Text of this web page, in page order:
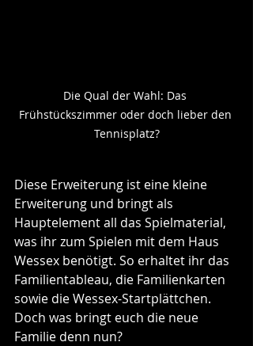
Die Qual der Wahl: Das
Frühstückszimmer oder doch lieber den
Tennisplatz?
Diese Erweiterung ist eine kleine
Erweiterung und bringt als
Hauptelement all das Spielmaterial,
was ihr zum Spielen mit dem Haus
Wessex benötigt. So erhaltet ihr das
Familientableau, die Familienkarten
sowie die Wessex-Startplättchen.
Doch was bringt euch die neue
Familie denn nun?